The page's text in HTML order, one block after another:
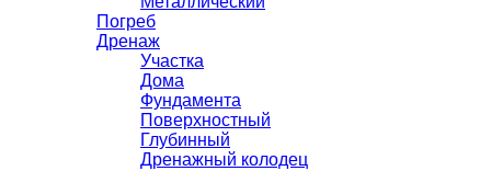
Погреб
Дренаж
Участка
Дома
Фундамента
Поверхностный
Глубинный
Дренажный колодец